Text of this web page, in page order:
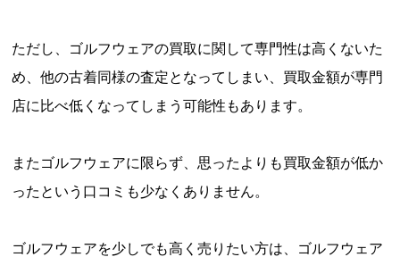
ただし、ゴルフウェアの買取に関して専門性は高くないた
め、他の古着同様の査定となってしまい、買取金額が専門
店に比べ低くなってしまう可能性もあります。
またゴルフウェアに限らず、思ったよりも買取金額が低か
ったという口コミも少なくありません。
ゴルフウェアを少しでも高く売りたい方は、ゴルフウェア